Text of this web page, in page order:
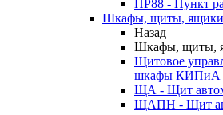
ПР88 - Пункт
Шкафы, щиты, ящики
Назад
Шкафы, щиты,
Щитовое
шкафы КИПиА
ЩА - Щит
ЩАПН - Щит